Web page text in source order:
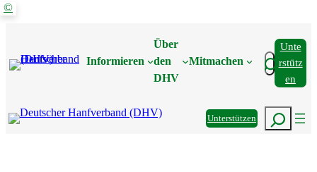
Zum
Informieren
Über
den
DHV
Mitmachen Suchen
Unte
Rstütz
En
UnterstützenSuchen
©